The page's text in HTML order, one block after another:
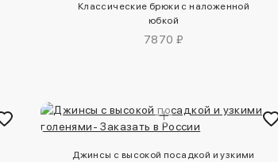
Классические брюки с наложенной
юбкой
7870 ₽
Джинсы с высокой посадкой и узкими